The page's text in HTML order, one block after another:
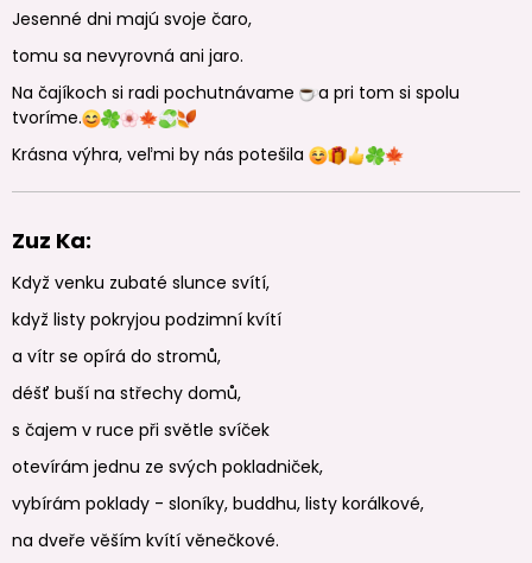
Jesenné dni majú svoje čaro,
tomu sa nevyrovná ani jaro.
Na čajíkoch si radi pochutnávame
a pri tom si spolu
tvoríme.
Krásna výhra, veľmi by nás potešila
Zuz Ka:
Když venku zubaté slunce svítí,
když listy pokryjou podzimní kvítí
a vítr se opírá do stromů,
déšť buší na střechy domů,
s čajem v ruce při světle svíček
otevírám jednu ze svých pokladniček,
vybírám poklady - sloníky, buddhu, listy korálkové,
na dveře věším kvítí věnečkové.